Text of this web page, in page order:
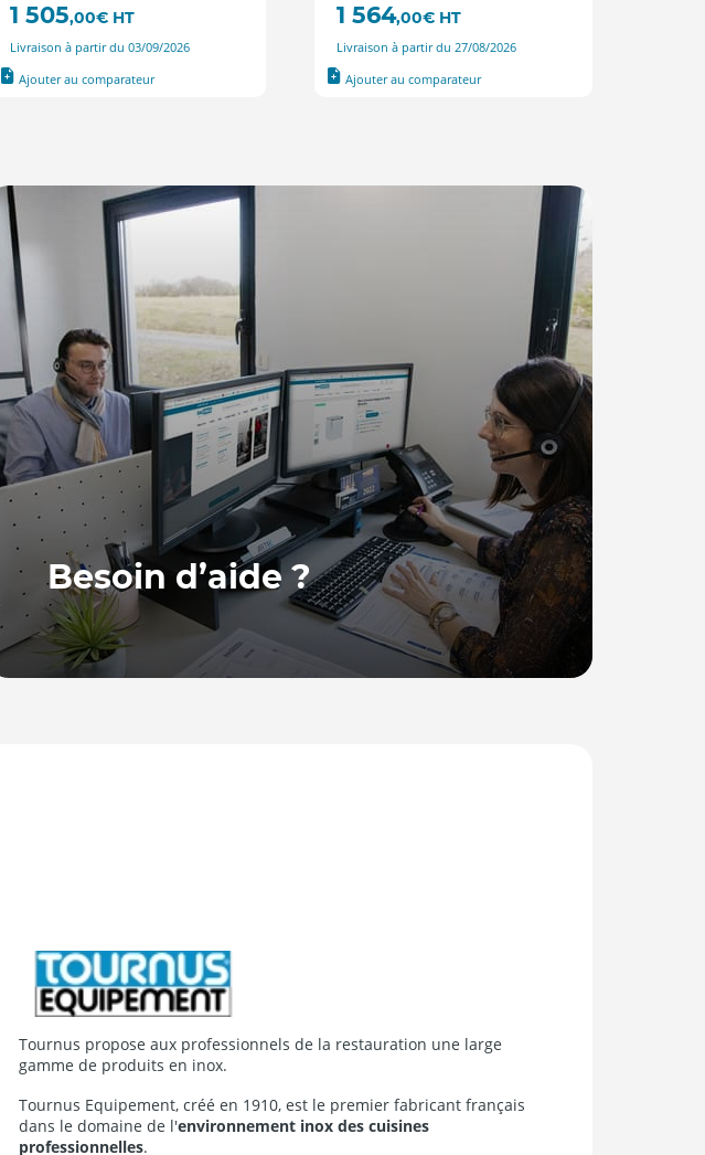
1 505,00€ HT
Livraison à partir du 03/09/2026
Ajouter au comparateur
1 564,00€ HT
Livraison à partir du 27/08/2026
Ajouter au comparateur
Besoin d’aide ?
Notre équipe, basée en France, se tient à votre disposition pour
répondre à vos questions
Tournus propose aux professionnels de la restauration une large
gamme de produits en inox.
Tournus Equipement, créé en 1910, est le premier fabricant français
dans le domaine de l'environnement inox des cuisines
professionnelles.